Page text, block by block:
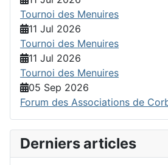
Tournoi des Menuires
11 Jul 2026
Tournoi des Menuires
11 Jul 2026
Tournoi des Menuires
05 Sep 2026
Forum des Associations de
Derniers articles